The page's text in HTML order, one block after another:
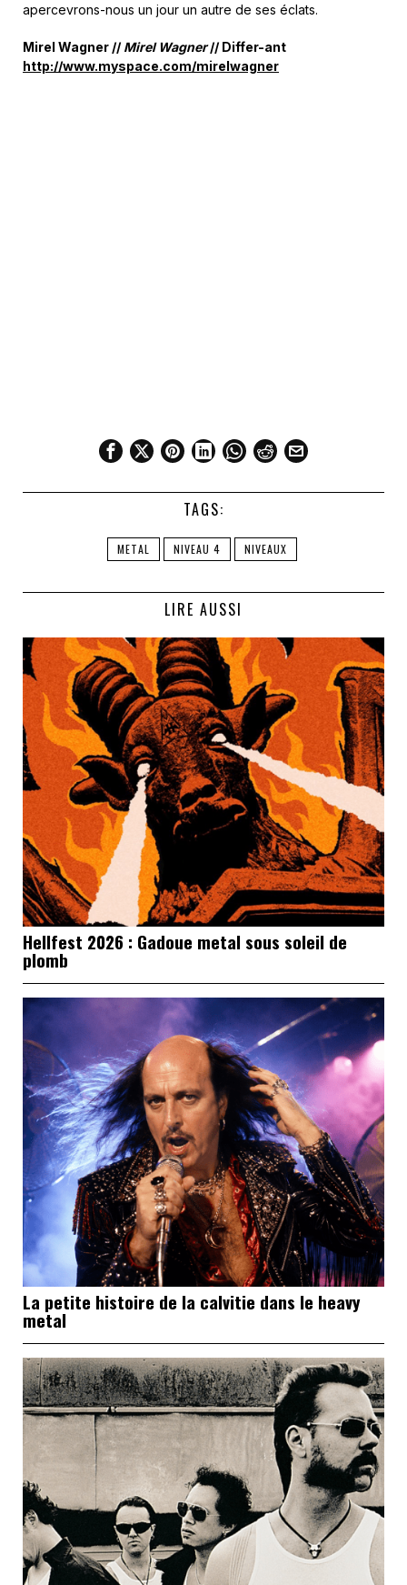
apercevrons-nous un jour un autre de ses éclats.
Mirel Wagner // Mirel Wagner// Differ-ant
http://www.myspace.com/mirelwagner
TAGS:
METAL NIVEAU 4 NIVEAUX
LIRE AUSSI
Hellfest 2026 : Gadoue metal sous soleil de
plomb
La petite histoire de la calvitie dans le heavy
metal